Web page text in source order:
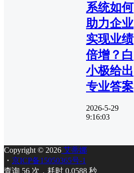
系统如何
助力企业
实现业绩
倍增？白
小极给出
专业答案
2026-5-29
9:16:03
Copyright © 2026 艾蒂娜
・ 京ICP备15050365号-1
查询 56 次，耗时 0.0588 秒